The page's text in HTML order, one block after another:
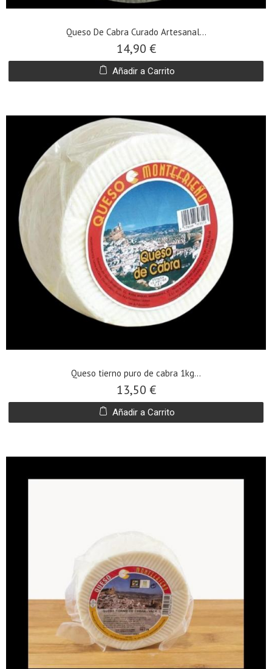
Queso De Cabra Curado Artesanal...
14,90 €
Añadir a Carrito
Queso tierno puro de cabra 1kg...
13,50 €
Añadir a Carrito